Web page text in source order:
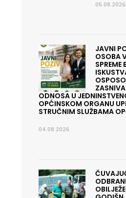
05.08.2026.
JAVNI
OSOBA
SPREME
ODNOSA U
OPĆINSKOM ORGANU
STRUČNIM SLUŽBAMA
04.08.2026.